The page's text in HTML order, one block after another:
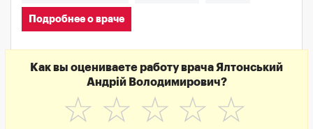
Подробнее о враче
Как вы оцениваете работу врача Ялтонський
Андрій Володимирович?
☆
☆
☆
☆
☆